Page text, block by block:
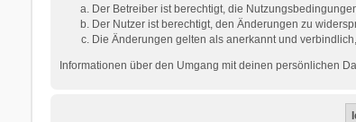
Der Betreiber ist berechtigt, die
Der Nutzer ist berechtigt, den Änderungen zu
Die Änderungen gelten als anerkannt und
Informationen über den Umgang mit deinen persönlichen